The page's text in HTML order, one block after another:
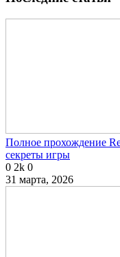
Полное прохождение
секреты игры
0 2k 0
31 марта, 2026